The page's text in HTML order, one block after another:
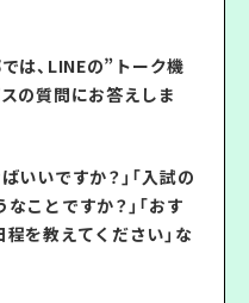
は、LINEの”トーク機
の質問にお答えしま
いいですか？」「入試の
ことですか？」「おす
を教えてください」な